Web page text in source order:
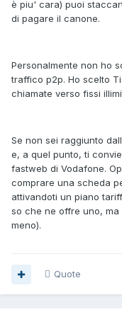
è piu' cara) puoi
di pagare il canone.
Personalmente non ho
traffico p2p. Ho scelto
chiamate verso fissi
Se non sei raggiunto
e, a quel punto, ti
fastweb di Vodafone.
comprare una scheda
attivandoti un piano
so che ne offre uno,
meno).
Quote